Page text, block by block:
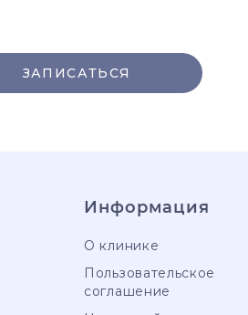
ЗАПИСАТЬСЯ
Информация
О клинике
Пользовательское
соглашение